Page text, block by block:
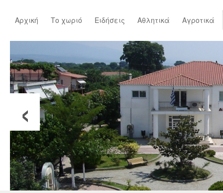
Αρχική Το χωριό Ειδήσεις Αθλητικά Αγροτικά
‹